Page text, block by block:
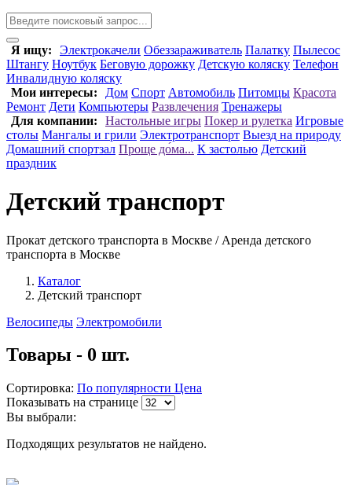
Я ищу: Электрокачели Обеззараживатель Палатку Пылесос
Штангу Ноутбук Беговую дорожку Детскую коляску Телефон
Инвалидную коляску
Мои интересы:
Дом Спорт Автомобиль Питомцы Красота
Ремонт Дети Компьютеры Развлечения Тренажеры
Для компании:
Настольные игры Покер и рулетка Игровые
столы Мангалы и грили Электротранспорт Выезд на природу
Домашний спортзал Проще до́ма... К застолью Детский
праздник
Детский транспорт
Прокат детского транспорта в Москве / Аренда детского
транспорта в Москве
Каталог
Детский транспорт
Велосипеды Электромобили
Товары - 0 шт.
Сортировка: По популярности Цена
Показывать на странице
Вы выбрали:
Подходящих результатов не найдено.